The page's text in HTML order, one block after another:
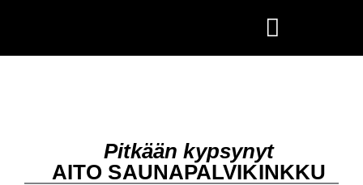
Pitkään kypsynyt
AITO SAUNAPALVIKINKKU